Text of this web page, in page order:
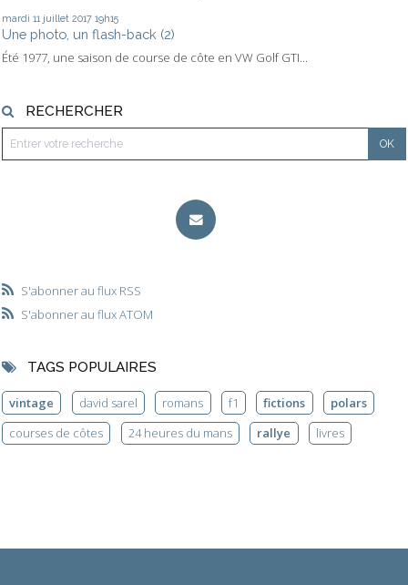
mardi 11 juillet 2017 19h15
Une photo, un flash-back (2)
Été 1977, une saison de course de côte en VW Golf GTI...
RECHERCHER
S'abonner au flux RSS
S'abonner au flux ATOM
TAGS POPULAIRES
vintage david sarel romans f1 fictions
polars
courses de côtes
24 heures du mans rallye livres